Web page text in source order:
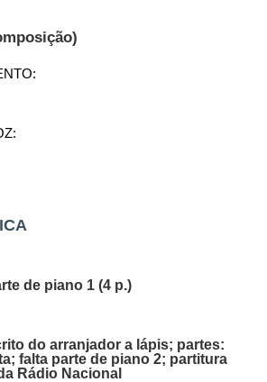
de piano 1 (4 p.)
do arranjador a lápis; partes:
falta parte de piano 2; partitura
Rádio Nacional